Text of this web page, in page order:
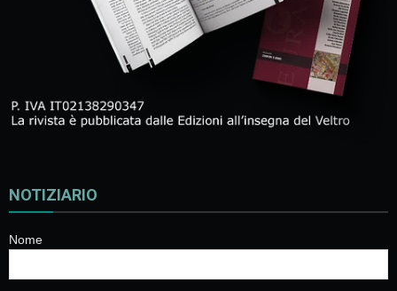
NOTIZIARIO
Nome